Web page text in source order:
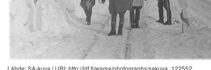
Lähde: SA-kuva | URI: http://ldf.fi/warsa/photographs/sakuva_122552